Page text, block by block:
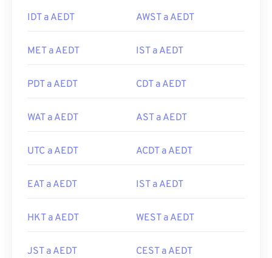
IDT a AEDT AWST a AEDT
MET a AEDT IST a AEDT
PDT a AEDT CDT a AEDT
WAT a AEDT AST a AEDT
UTC a AEDT ACDT a AEDT
EAT a AEDT IST a AEDT
HKT a AEDT WEST a AEDT
JST a AEDT CEST a AEDT